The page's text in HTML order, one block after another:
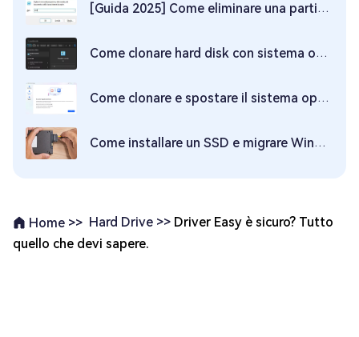
[Guida 2025] Come eliminare una partizione su Windows 11/10 con Diskpart
Come clonare hard disk con sistema operativo e software professionale?
Come clonare e spostare il sistema operativo su SSD ad alta efficienza?
Come installare un SSD e migrare Windows in solo 3 passaggi!
Home >> Hard Drive >> Driver Easy è sicuro? Tutto
quello che devi sapere.